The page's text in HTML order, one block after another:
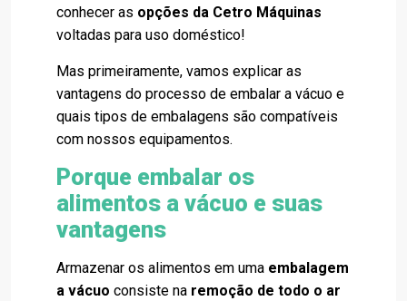
conhecer as opções da Cetro Máquinas
voltadas para uso doméstico!
Mas primeiramente, vamos explicar as
vantagens do processo de embalar a vácuo e
quais tipos de embalagens são compatíveis
com nossos equipamentos.
Porque embalar os
alimentos a vácuo e suas
vantagens
Armazenar os alimentos em uma embalagem
a vácuo consiste na remoção de todo o ar